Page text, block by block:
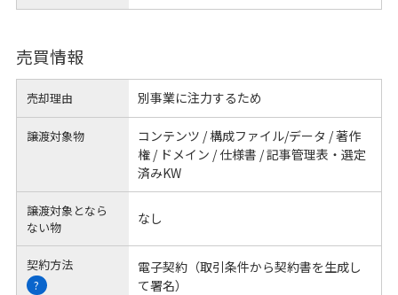
売買情報
売却理由 別事業に注力するため
譲渡対象物
コンテンツ / 構成ファイル/データ / 著作
権 / ドメイン / 仕様書 / 記事管理表・選定
済みKW
譲渡対象となら
ない物
なし
契約方法
?
電子契約（取引条件から契約書を生成し
て署名）